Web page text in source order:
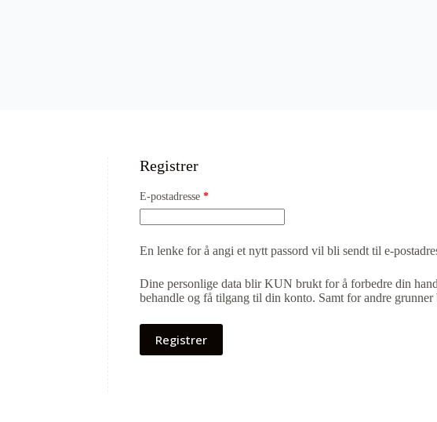
Registrer
E-postadresse *
En lenke for å angi et nytt passord vil bli sendt til e-
Dine personlige data blir KUN brukt for å forbedre din
behandle og få tilgang til din konto. Samt for andre grunner
Registrer